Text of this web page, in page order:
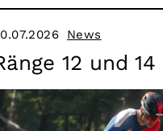
News
12 und